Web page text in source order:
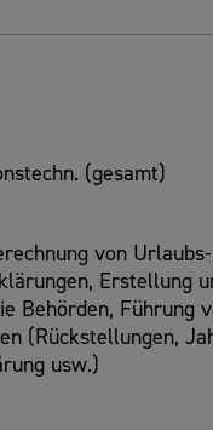
(gesamt)
von
Erstellung
Behörden, Führung
(Rückstellungen,
usw.)